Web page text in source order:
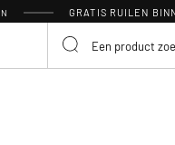
GRATIS RUILEN